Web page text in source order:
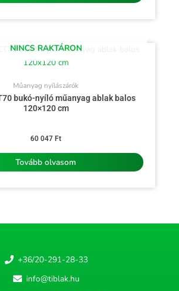
NINCS RAKTÁRON
Műanyag nyílászárók
bukó-nyíló műanyag ablak balos
120×120 cm
60 047 Ft
Tovább olvasom
+36/20-291-28-33
info@tiblak.hu